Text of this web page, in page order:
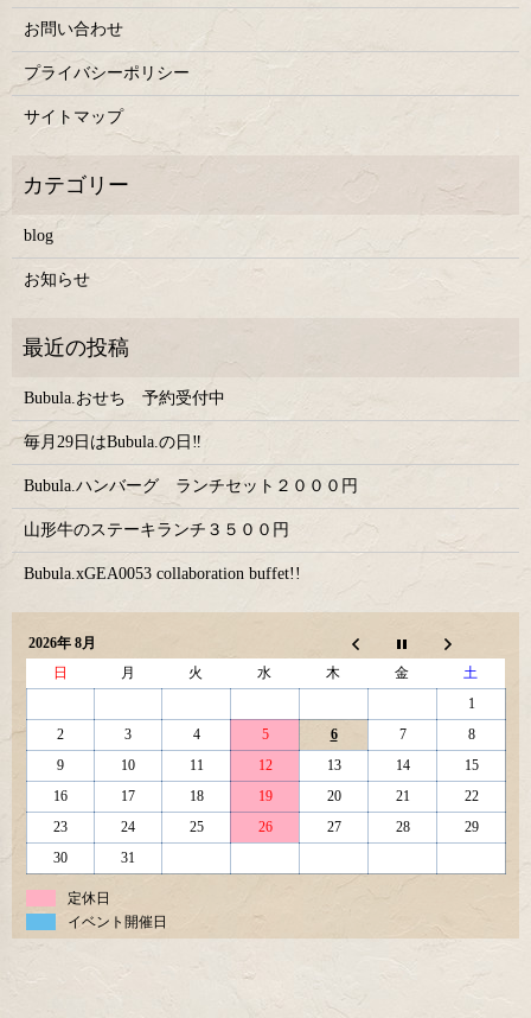
お問い合わせ
プライバシーポリシー
サイトマップ
blog
お知らせ
Bubula.おせち 予約受付中
毎月29日はBubula.の日‼
Bubula.ハンバーグ ランチセット２０００円
山形牛のステーキランチ３５００円
Bubula.xGEA0053 collaboration buffet!!
2026年 8月
日
月 火 水 木 金
土
1
2
3 4 5 6 7
8
9
10 11 12 13 14
15
16
17 18 19 20 21
22
23
24 25 26 27 28
29
30
31
定休日
イベント開催日